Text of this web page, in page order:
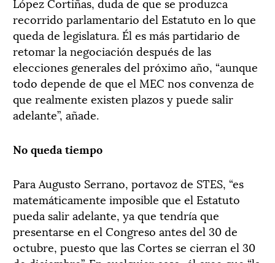
recorrido parlamentario del Estatuto en lo que
queda de legislatura. Él es más partidario de
retomar la negociación después de las
elecciones generales del próximo año, “aunque
todo depende de que el MEC nos convenza de
que realmente existen plazos y puede salir
adelante”, añade.
No queda tiempo
Para Augusto Serrano, portavoz de STES, “es
matemáticamente imposible que el Estatuto
pueda salir adelante, ya que tendría que
presentarse en el Congreso antes del 30 de
octubre, puesto que las Cortes se cierran el 30